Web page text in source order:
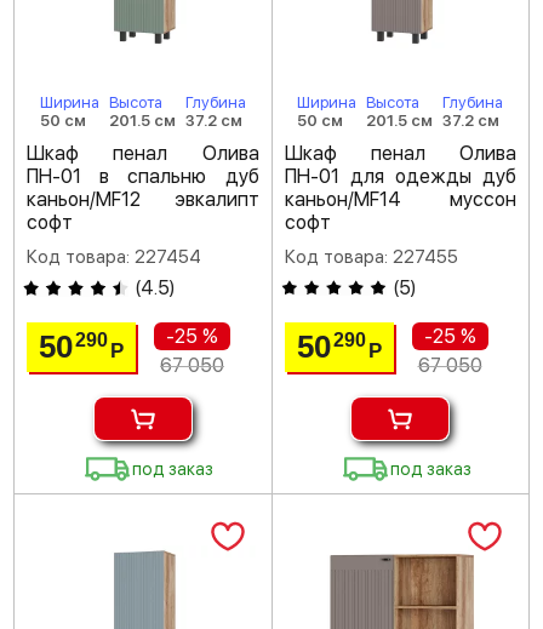
Ширина
50 см
Высота
201.5 см
Глубина
37.2 см
Шкаф пенал Олива
ПН-01 в спальню дуб
каньон/MF12 эвкалипт
софт
Код товара: 227454
(4.5)
50290Р
-25 %
67 050
под заказ
Ширина
50 см
Высота
201.5 см
Глубина
37.2 см
Шкаф пенал Олива
ПН-01 для одежды дуб
каньон/MF14 муссон
софт
Код товара: 227455
(5)
50290 Р
-25 %
67 050
под заказ